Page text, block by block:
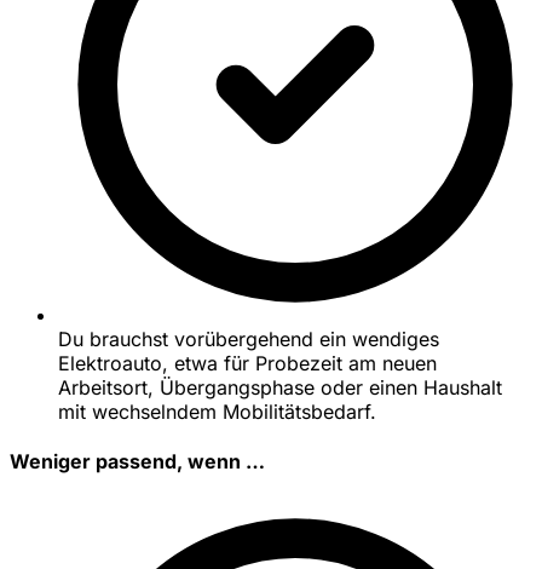
Du brauchst vorübergehend ein wendiges
Elektroauto, etwa für Probezeit am neuen
Arbeitsort, Übergangsphase oder einen Haushalt
mit wechselndem Mobilitätsbedarf.
Weniger passend, wenn …